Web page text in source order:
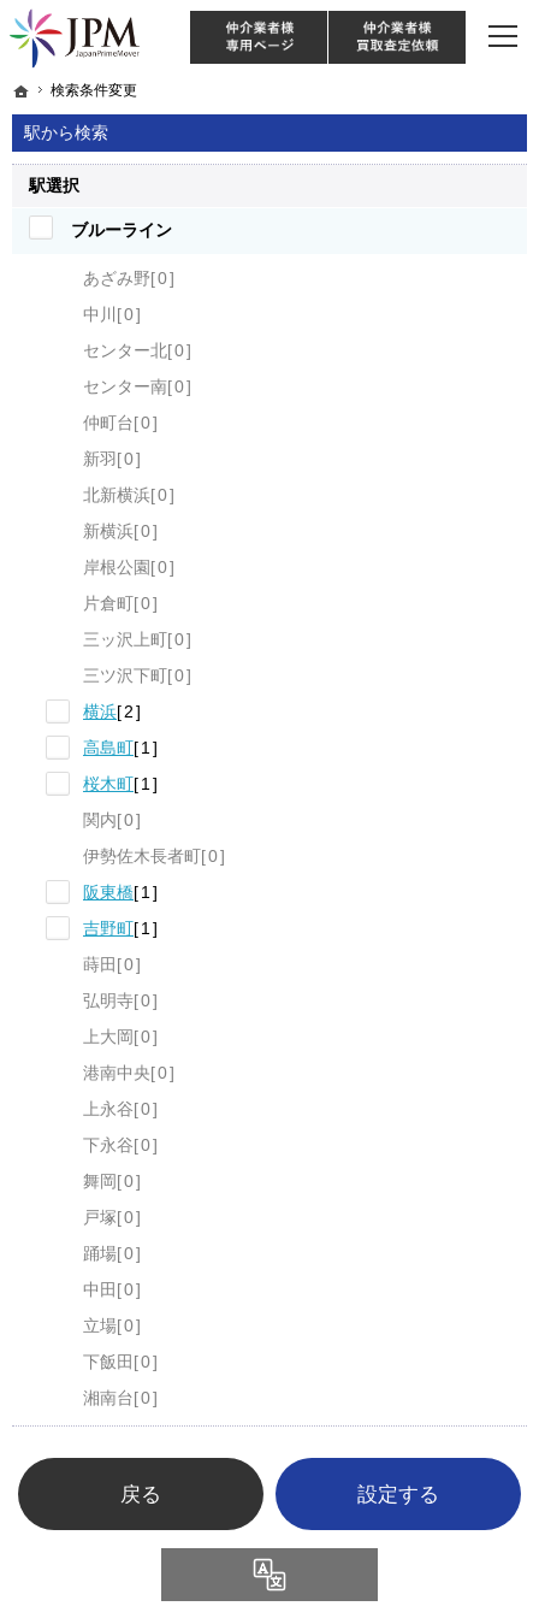
ホーム
検索条件変更
駅から検索
東京・神奈川・埼玉・千葉のリノベーション住宅や中古マンションを手がける会
【物件買取強化中！】リノベーション住宅・不動産・中古マンションならJPM
駅選択
ブルーライン
あざみ野 0
中川
0
センター北 0
センター南 0
仲町台 0
新羽 0
北新横浜 0
新横浜 0
岸根公園 0
片倉町 0
三ッ沢上町 0
三ツ沢下町 0
横浜 2
高島町 1
桜木町 1
関内 0
伊勢佐木長者町 0
阪東橋 1
吉野町 1
蒔田 0
弘明寺 0
上大岡 0
港南中央 0
上永谷 0
下永谷 0
舞岡 0
戸塚 0
踊場 0
中田 0
立場 0
下飯田 0
湘南台 0
戻る
ホーム
検索条件変更